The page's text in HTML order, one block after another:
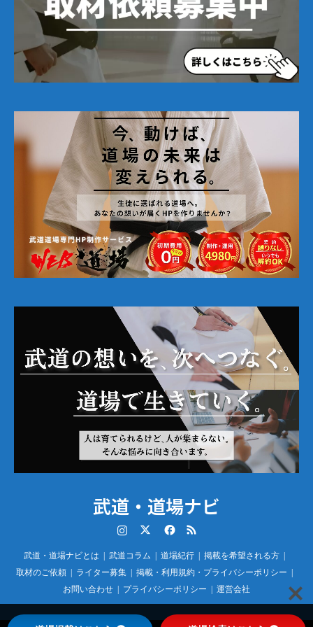
武道・道場ナビ
RSS
武道・道場ナビとは 武道コラム 道場紀行
掲載を希望される方
取材のご依頼
ライター募集
掲載・利用規約・プライバシーポリシー
お問い合わせ
プライバシーポリシー 運営会社